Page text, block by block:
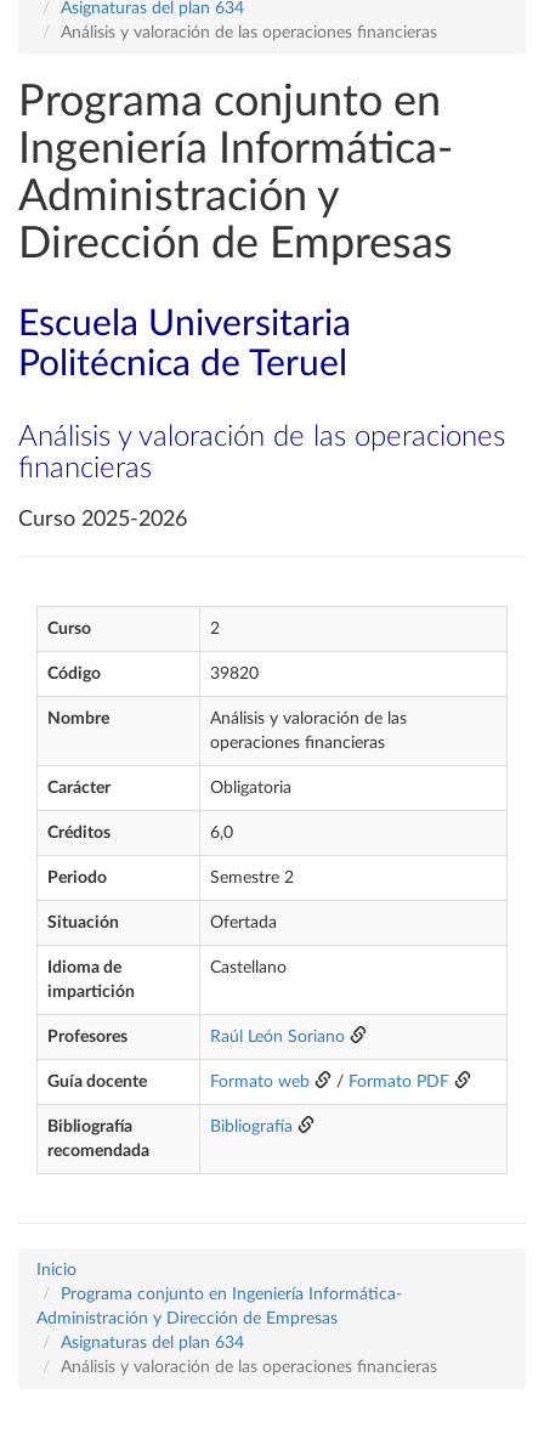
Asignaturas del plan 634
Análisis y valoración de las operaciones financieras
Programa conjunto en
Ingeniería Informática-
Administración y
Dirección de Empresas
Escuela Universitaria
Politécnica de Teruel
Análisis y valoración de las operaciones
financieras
Curso 2025-2026
Curso 2
Código 39820
Nombre
Análisis y valoración de las
operaciones financieras
Carácter Obligatoria
Créditos 6,0
Periodo Semestre 2
Situación Ofertada
Idioma de
impartición
Castellano
Profesores Raúl León Soriano
Guía docente Formato web / Formato PDF
Bibliografía
recomendada
Bibliografía
Inicio
Programa conjunto en Ingeniería Informática-
Administración y Dirección de Empresas
Asignaturas del plan 634
Análisis y valoración de las operaciones financieras